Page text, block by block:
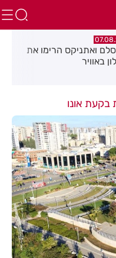
ואתניקס הרימו את
באוויר
בקעת אונו